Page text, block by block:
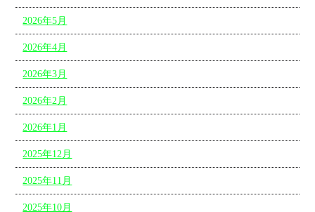
2026年5月
2026年4月
2026年3月
2026年2月
2026年1月
2025年12月
2025年11月
2025年10月